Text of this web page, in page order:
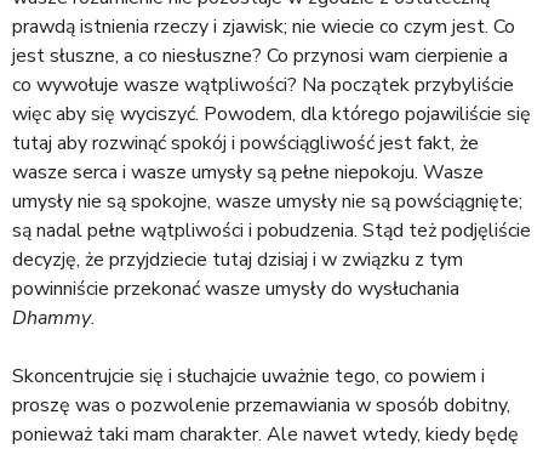
prawdą istnienia rzeczy i zjawisk; nie wiecie co czym jest. Co
jest słuszne, a co niesłuszne? Co przynosi wam cierpienie a
co wywołuje wasze wątpliwości? Na początek przybyliście
więc aby się wyciszyć. Powodem, dla którego pojawiliście się
tutaj aby rozwinąć spokój i powściągliwość jest fakt, że
wasze serca i wasze umysły są pełne niepokoju. Wasze
umysły nie są spokojne, wasze umysły nie są powściągnięte;
są nadal pełne wątpliwości i pobudzenia. Stąd też podjęliście
decyzję, że przyjdziecie tutaj dzisiaj i w związku z tym
powinniście przekonać wasze umysły do wysłuchania
Dhammy.
Skoncentrujcie się i słuchajcie uważnie tego, co powiem i
proszę was o pozwolenie przemawiania w sposób dobitny,
ponieważ taki mam charakter. Ale nawet wtedy, kiedy będę